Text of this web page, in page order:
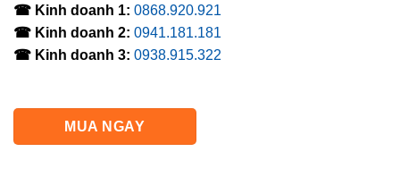
☎ Kinh doanh 1: 0868.920.921
☎ Kinh doanh 2: 0941.181.181
☎ Kinh doanh 3: 0938.915.322
MUA NGAY